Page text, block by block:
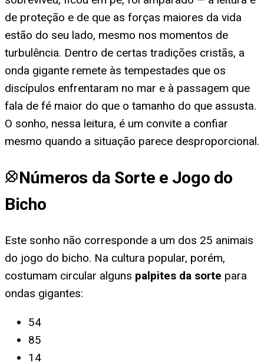
de proteção e de que as forças maiores da vida
estão do seu lado, mesmo nos momentos de
turbulência. Dentro de certas tradições cristãs, a
onda gigante remete às tempestades que os
discípulos enfrentaram no mar e à passagem que
fala de fé maior do que o tamanho do que assusta.
O sonho, nessa leitura, é um convite a confiar
mesmo quando a situação parece desproporcional.
Números da Sorte e Jogo do
Bicho
Este sonho não corresponde a um dos 25 animais
do jogo do bicho. Na cultura popular, porém,
costumam circular alguns palpites da sorte para
ondas gigantes:
54
85
14